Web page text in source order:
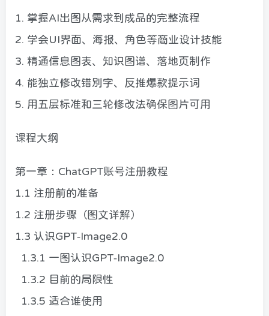
1. 掌握AI出图从需求到成品的完整流程
2. 学会UI界面、海报、角色等商业设计技能
3. 精通信息图表、知识图谱、落地页制作
4. 能独立修改错别字、反推爆款提示词
5. 用五层标准和三轮修改法确保图片可用
课程大纲
第一章：ChatGPT账号注册教程
1.1 注册前的准备
1.2 注册步骤（图文详解）
1.3 认识GPT-Image2.0
1.3.1 一图认识GPT-Image2.0
1.3.2 目前的局限性
1.3.5 适合谁使用